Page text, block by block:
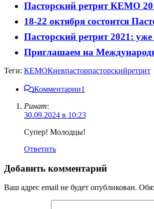
Пасторский ретрит КЕМО
18-22 октября состоится
Пасторский ретрит 2021: уже
Приглашаем на
Теги: КЕМОКиевпасторпасторскийретрит
Комментарии1
Ринат:
30.09.2024 в 10:23
Супер! Молодцы!
Ответить
Добавить комментарий
Ваш адрес email не будет опубликован.